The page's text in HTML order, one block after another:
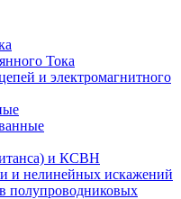
Тока
и электромагнитного
и КСВН
и нелинейных искажений
полупроводниковых